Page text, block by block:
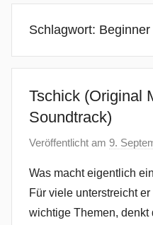
goes
Schlagwort: Beginner
Tschick (Original
Soundtrack)
Veröffentlicht am 9.
Was macht eigentlich
Für viele unterstreicht
wichtige Themen,